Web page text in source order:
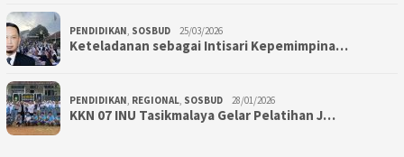
PENDIDIKAN, SOSBUD 25/03/2026
Keteladanan sebagai Intisari Kepemimpina…
PENDIDIKAN, REGIONAL, SOSBUD 28/01/2026
KKN 07 INU Tasikmalaya Gelar Pelatihan J…